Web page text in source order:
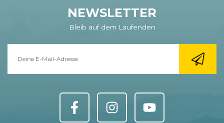
NEWSLETTER
Bleib auf dem Laufenden